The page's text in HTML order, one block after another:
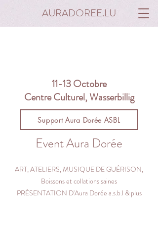
AURADOREE.LU
11-13 Octobre
Centre Culturel, Wasserbillig
Support Aura Dorée ASBL
Event Aura Dorée
ART, ATELIERS, MUSIQUE DE GUÉRISON,
Boissons et collations saines
PRÉSENTATION D'Aura Dorée a.s.b.l & plus